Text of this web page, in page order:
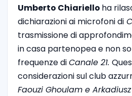
Umberto Chiariello ha
dichiarazioni ai microfoni di
trasmissione di
in casa partenopea e non
frequenze diCanale 21.
considerazioni sul club
Faouzi Ghoulam e